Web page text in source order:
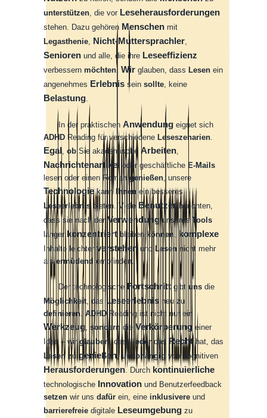
unterstützen, die vor Leseherausforderungen
stehen. Dazu gehören Menschen mit
Legasthenie, Nicht-Muttersprachler,
Senioren und alle, die ihre Leseeffizienz
verbessern möchten. Wir glauben, dass Lesen ein
angenehmes Erlebnis sein sollte, keine
Belastung.
In der praktischen Anwendung eignet sich
ADHD Reading für verschiedene Leseszenarien.
Egal, ob Sie akademische Arbeiten,
Nachrichtenartikel oder geschäftliche E-Mails
lesen oder einen Roman genießen, unsere
Technologie kann Ihnen ein besseres
Leseerlebnis
bieten. Viele Benutzer berichten,
dass sie nach der Verwendung unseres Tools
länger konzentriert bleiben können, komplexe
Inhalte leichter verstehen und Lesen nicht mehr
als ermüdend empfinden.
Der technologische Fortschritt gibt uns die
Möglichkeit, das Leseerlebnis neu zu
definieren. ADHD Reading ist nicht nur ein
Werkzeug, sondern die Verkörperung einer
Idee – wir glauben ,dass jeder das Recht hat, das
Lesen zu genießen, unabhängig von kognitiven
Herausforderungen. Durch kontinuierliche
technologische Innovation und Benutzerfeedback
setzen wir uns dafür ein, eine inklusivere und
barrierefreie digitale Leseumgebung zu